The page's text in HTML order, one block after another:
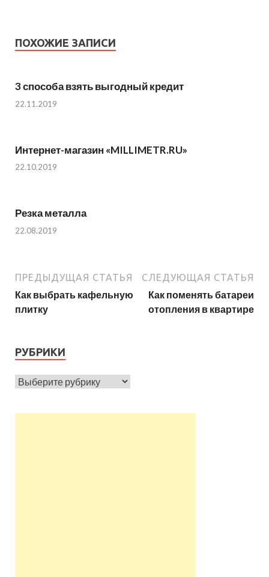
ПОХОЖИЕ ЗАПИСИ
3 способа взять выгодный кредит
22.11.2019
Интернет-магазин «MILLIMETR.RU»
22.10.2019
Резка металла
22.08.2019
ПРЕДЫДУЩАЯ СТАТЬЯ
Как выбрать кафельную
плитку
СЛЕДУЮЩАЯ СТАТЬЯ
Как поменять батареи
отопления в квартире
РУБРИКИ